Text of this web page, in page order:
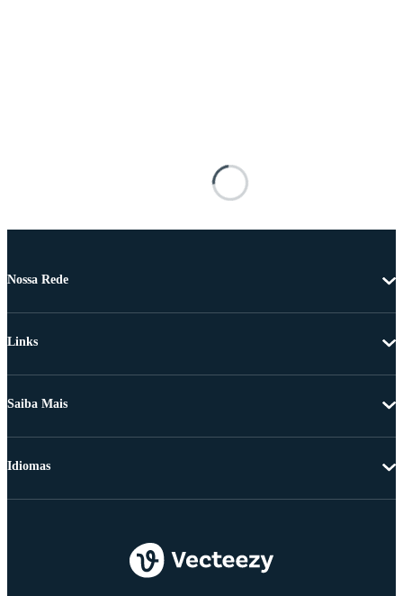
Nossa Rede
Links
Saiba Mais
Idiomas